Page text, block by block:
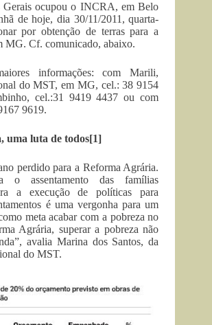
ocupou o INCRA, em Belo
de hoje, dia 30/11/2011, quarta-
por obtenção de terras para a
MG. Cf. comunicado, abaixo.
informações: com Marili,
do MST, em MG, cel.: 38 9154
cel.:31 9419 4437 ou com
9619.
uma luta de todos[1]
perdido para a Reforma Agrária.
o assentamento das famílias
a execução de políticas para
é uma vergonha para um
meta acabar com a pobreza no
Agrária, superar a pobreza não
avalia Marina dos Santos, da
do MST.